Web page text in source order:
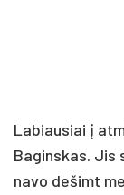
La­biau­siai į
Ba­gins­kas.
na­vo de­šimt